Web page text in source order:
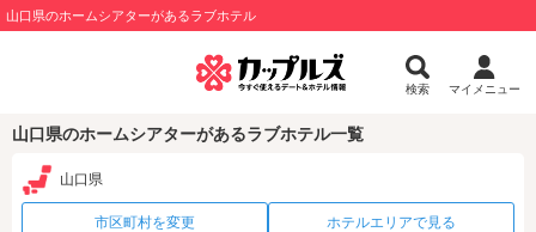
山口県のホームシアターがあるラブホテル
検索 マイメニュー
山口県のホームシアターがあるラブホテル一覧
山口県
市区町村を変更 ホテルエリアで見る